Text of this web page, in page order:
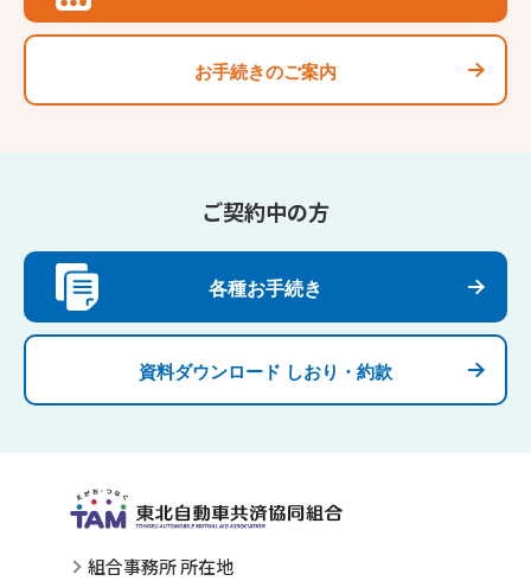
お手続きのご案内
ご契約中の方
各種お手続き
資料ダウンロード しおり・約款
組合事務所 所在地